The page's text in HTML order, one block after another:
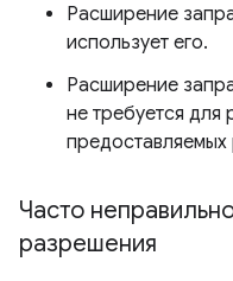
Расширение
использует его.
Расширение
не требуется для
Часто
разрешения